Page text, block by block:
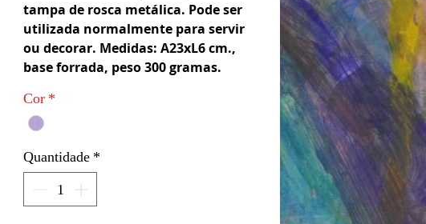
tampa de rosca metálica. Pode ser
utilizada normalmente para servir
ou decorar. Medidas: A23xL6 cm.,
base forrada, peso 300 gramas.
Cor *
Quantidade *